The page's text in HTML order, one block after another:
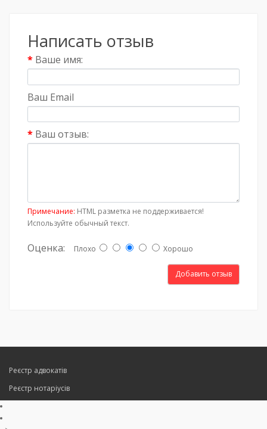
Написать отзыв
Ваше имя:
Ваш Email
Ваш отзыв:
Примечание: HTML разметка не поддерживается!
Используйте обычный текст.
Оценка: Плохо Хорошо
Добавить отзыв
Реєстр адвокатів
Реєстр нотаріусів